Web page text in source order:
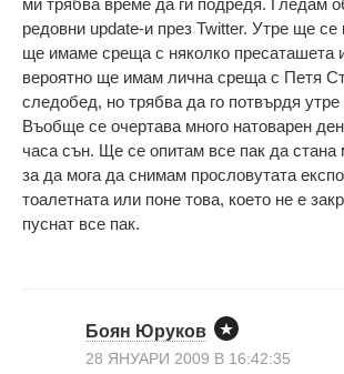
ми трябва време да ги подредя. Гледам
редовни update-и през Twitter. Утре ще
ще имаме среща с няколко пресаташета
вероятно ще имам лична среща с Петя
следобед, но трябва да го потвърдя утре
Въобще се очертава много натоварен
часа сън. Ще се опитам все пак да стана
за да мога да снимам прословутата
тоалетната или поне това, което не е
пуснат все пак.
Боян Юруков
28 ЯНУАРИ 2009 В 16:42:35